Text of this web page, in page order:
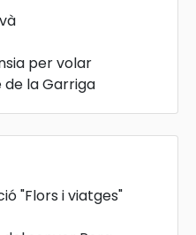
per volar
de la Garriga
"Flors i viatges"